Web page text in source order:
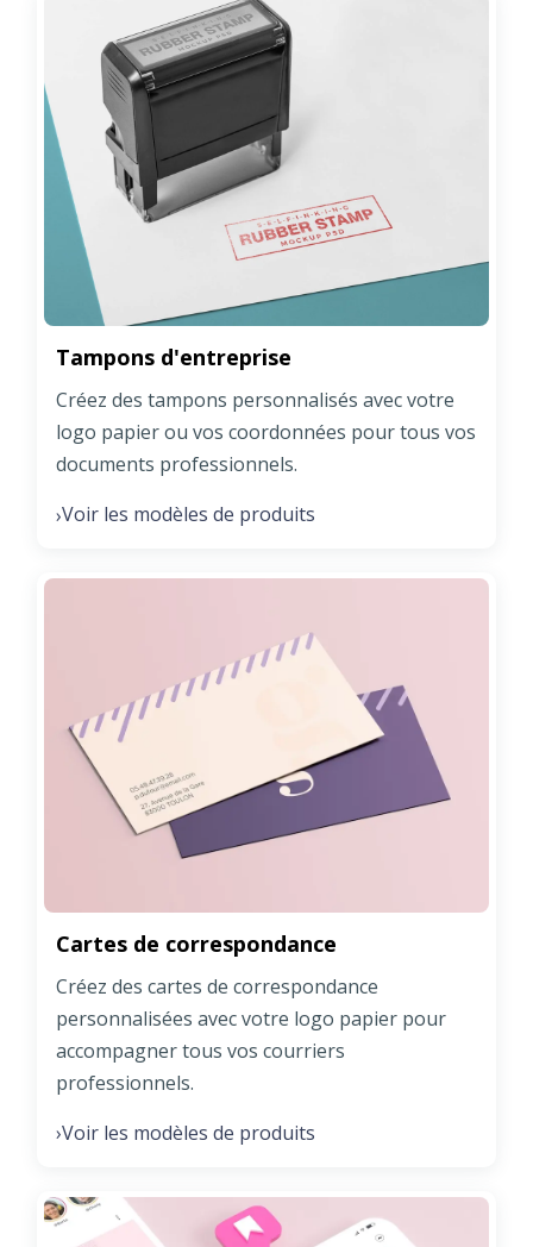
Tampons d'entreprise
Créez des tampons personnalisés avec votre
logo papier ou vos coordonnées pour tous vos
documents professionnels.
›Voir les modèles de produits
Cartes de correspondance
Créez des cartes de correspondance
personnalisées avec votre logo papier pour
accompagner tous vos courriers
professionnels.
›Voir les modèles de produits